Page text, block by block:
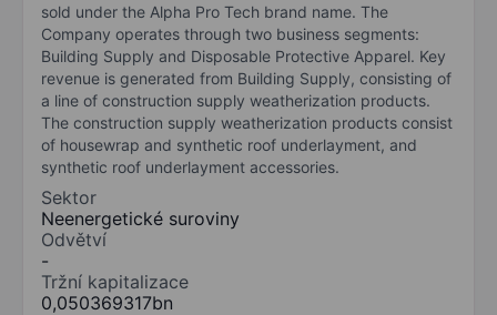
sold under the Alpha Pro Tech brand name. The
Company operates through two business segments:
Building Supply and Disposable Protective Apparel. Key
revenue is generated from Building Supply, consisting of
a line of construction supply weatherization products.
The construction supply weatherization products consist
of housewrap and synthetic roof underlayment, and
synthetic roof underlayment accessories.
Sektor
Neenergetické suroviny
Odvětví
-
Tržní kapitalizace
0,050369317bn